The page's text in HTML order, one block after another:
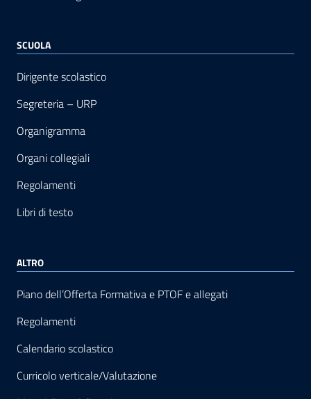
SCUOLA
Dirigente scolastico
Segreteria – URP
Organigramma
Organi collegiali
Regolamenti
Libri di testo
ALTRO
Piano dell’Offerta Formativa e PTOF e allegati
Regolamenti
Calendario scolastico
Curricolo verticale/Valutazione